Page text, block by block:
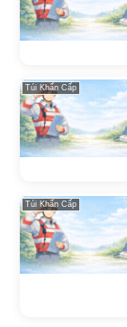
Túi Khẩn Cấp
Túi Khẩn Cấp